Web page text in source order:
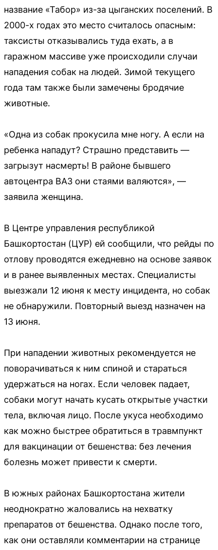
название «Табор» из-за цыганских поселений. В
2000-х годах это место считалось опасным:
таксисты отказывались туда ехать, а в
гаражном массиве уже происходили случаи
нападения собак на людей. Зимой текущего
года там также были замечены бродячие
животные.
«Одна из собак прокусила мне ногу. А если на
ребенка нападут? Страшно представить —
загрызут насмерть! В районе бывшего
автоцентра ВАЗ они стаями валяются», —
заявила женщина.
В Центре управления республикой
Башкортостан (ЦУР) ей сообщили, что рейды по
отлову проводятся ежедневно на основе заявок
и в ранее выявленных местах. Специалисты
выезжали 12 июня к месту инцидента, но собак
не обнаружили. Повторный выезд назначен на
13 июня.
При нападении животных рекомендуется не
поворачиваться к ним спиной и стараться
удержаться на ногах. Если человек падает,
собаки могут начать кусать открытые участки
тела, включая лицо. После укуса необходимо
как можно быстрее обратиться в травмпункт
для вакцинации от бешенства: без лечения
болезнь может привести к смерти.
В южных районах Башкортостана жители
неоднократно жаловались на нехватку
препаратов от бешенства. Однако после того,
как они оставляли комментарии на странице